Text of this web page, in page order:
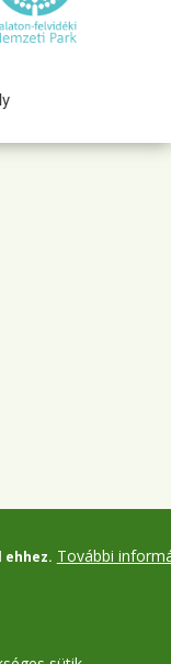
ehhez. További